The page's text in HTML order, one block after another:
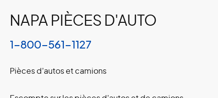
NAPA PIÈCES D'AUTO
1-800-561-1127
Pièces d’autos et camions